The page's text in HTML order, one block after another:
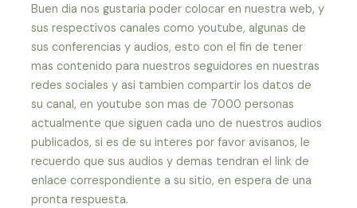
Buen dia nos gustaria poder colocar en nuestra web, y
sus respectivos canales como youtube, algunas de
sus conferencias y audios, esto con el fin de tener
mas contenido para nuestros seguidores en nuestras
redes sociales y asi tambien compartir los datos de
su canal, en youtube son mas de 7000 personas
actualmente que siguen cada uno de nuestros audios
publicados, si es de su interes por favor avisanos, le
recuerdo que sus audios y demas tendran el link de
enlace correspondiente a su sitio, en espera de una
pronta respuesta.